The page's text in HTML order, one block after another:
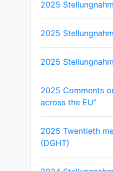
2025
2025
2025
2025 Comments
across the EU”
2025 Twentieth
(DGHT)